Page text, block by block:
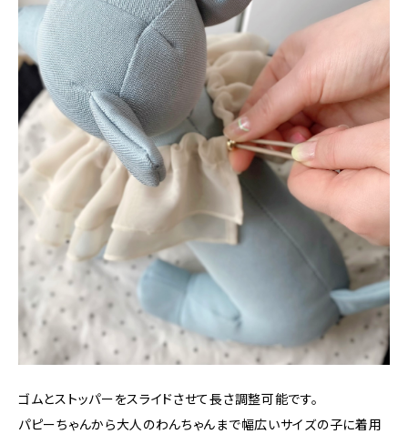
ゴムとストッパーをスライドさせて長さ調整可能です。
パピーちゃんから大人のわんちゃんまで幅広いサイズの子に着用